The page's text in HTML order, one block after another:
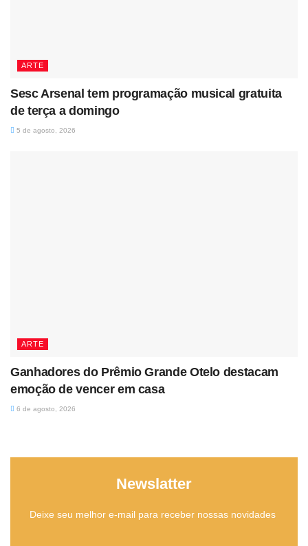
ARTE
Sesc Arsenal tem programação musical gratuita
de terça a domingo
5 de agosto, 2026
ARTE
Ganhadores do Prêmio Grande Otelo destacam
emoção de vencer em casa
6 de agosto, 2026
Newslatter
Deixe seu melhor e-mail para receber nossas novidades